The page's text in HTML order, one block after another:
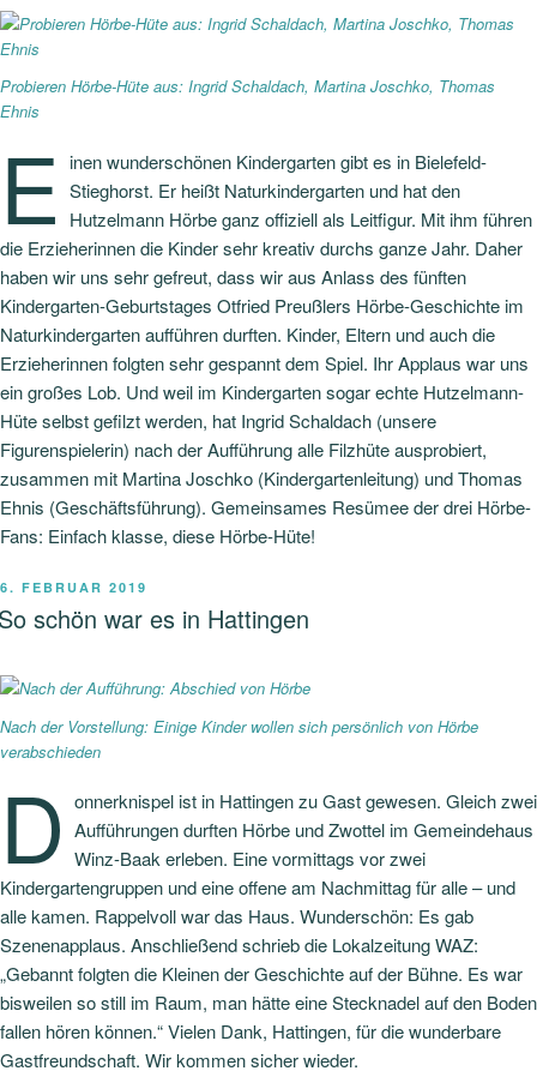
Probieren Hörbe-Hüte aus: Ingrid Schaldach, Martina Joschko, Thomas
Ehnis
E inen wunderschönen Kindergarten gibt es in Bielefeld-
Stieghorst. Er heißt Naturkindergarten und hat den
Hutzelmann Hörbe ganz offiziell als Leitfigur. Mit ihm führen
die Erzieherinnen die Kinder sehr kreativ durchs ganze Jahr. Daher
haben wir uns sehr gefreut, dass wir aus Anlass des fünften
Kindergarten-Geburtstages Otfried Preußlers Hörbe-Geschichte im
Naturkindergarten aufführen durften. Kinder, Eltern und auch die
Erzieherinnen folgten sehr gespannt dem Spiel. Ihr Applaus war uns
ein großes Lob. Und weil im Kindergarten sogar echte Hutzelmann-
Hüte selbst gefilzt werden, hat Ingrid Schaldach (unsere
Figurenspielerin) nach der Aufführung alle Filzhüte ausprobiert,
zusammen mit Martina Joschko (Kindergartenleitung) und Thomas
Ehnis (Geschäftsführung). Gemeinsames Resümee der drei Hörbe-
Fans: Einfach klasse, diese Hörbe-Hüte!
VERÖFFENTLICHT
AM
6. FEBRUAR 2019
schön war es in Hattingen
Nach der Vorstellung: Einige Kinder wollen sich persönlich von Hörbe
verabschieden
D onnerknispel ist in Hattingen zu Gast gewesen. Gleich zwei
Aufführungen durften Hörbe und Zwottel im Gemeindehaus
Winz-Baak erleben. Eine vormittags vor zwei
Kindergartengruppen und eine offene am Nachmittag für alle – und
alle kamen. Rappelvoll war das Haus. Wunderschön: Es gab
Szenenapplaus. Anschließend schrieb die Lokalzeitung WAZ:
„Gebannt folgten die Kleinen der Geschichte auf der Bühne. Es war
bisweilen so still im Raum, man hätte eine Stecknadel auf den Boden
fallen hören können.“ Vielen Dank, Hattingen, für die wunderbare
Gastfreundschaft. Wir kommen sicher wieder.